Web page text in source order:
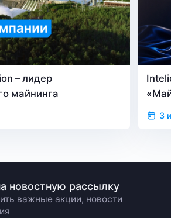
– лидер
майнинга
3
новостную рассылку
важные акции, новости